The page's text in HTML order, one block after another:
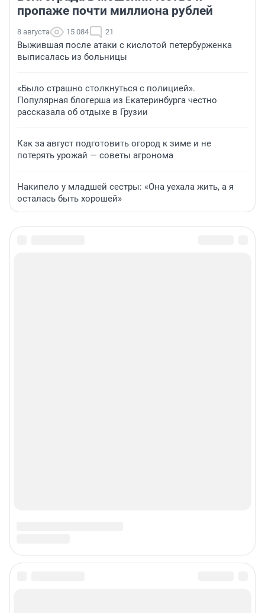
пропаже почти миллиона рублей
8 августа 15 084 21
Выжившая после атаки с кислотой петербурженка
выписалась из больницы
«Было страшно столкнуться с полицией».
Популярная блогерша из Екатеринбурга честно
рассказала об отдыхе в Грузии
Как за август подготовить огород к зиме и не
потерять урожай — советы агронома
Накипело у младшей сестры: «Она уехала жить, а я
осталась быть хорошей»